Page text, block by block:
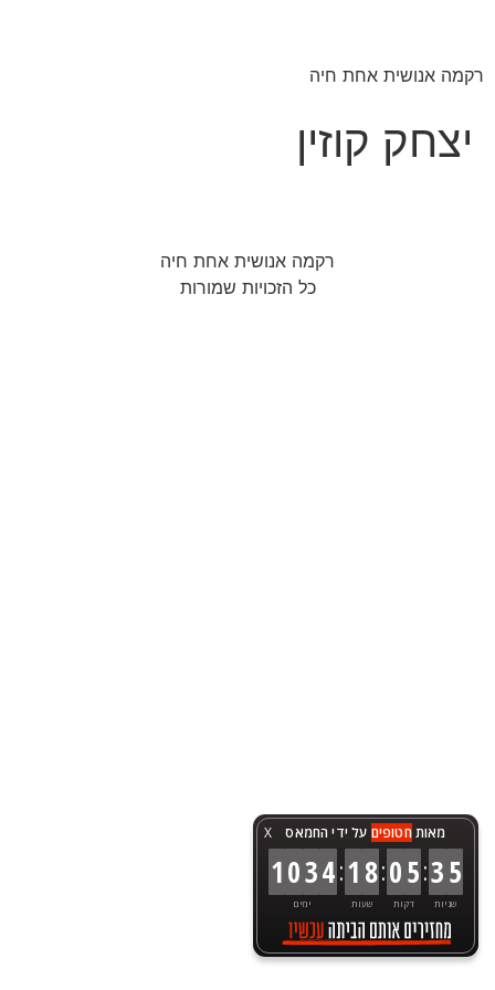
X מאותחטופים על ידי החמאס
1034
ימים
:18
שעות
:05
דקות
:35
שניות
רקמה אנושית אחת חיה
יצחק קוזין
רקמה אנושית אחת חיה
כל הזכויות שמורות